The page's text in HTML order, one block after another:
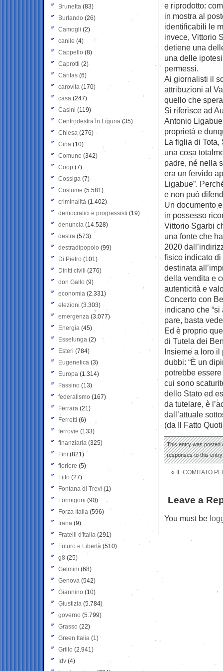
e riprodotto:
in mostra al
identificabili le
invece, Vittorio
detiene una
una delle
permessi.
Ai giornalisti il
attribuzioni al
quello che
Si riferisce ad
Antonio
proprietà e
La figlia di Tota,
una cosa
padre, né nella
era un fervido
Ligabue”.
e non può
Un documento
in possesso
Vittorio Sgarbi
una fonte che
2020
fisico indicato di
destinata
della vendita e
autenticità e
Concerto con
indicano che
pare, basta
Ed è proprio
di Tutela dei
Insieme a loro il
dubbi: “È un
potrebbe
cui sono
dello Stato ed
da tutelare, è
dall’attuale
(da Il Fatto
This entry was posted
responses to this
« IL COMITATO
Leave a
You must be
Brunetta (83)
Burlando (26)
Camogli (2)
canile (4)
Cappello (8)
Caprotti (2)
Caritas (6)
carovita (170)
casa (247)
Casini (119)
Centrodestra in Liguria (35)
Chiesa (276)
Cina (10)
Comune (342)
Coop (7)
Cossiga (7)
Costume (5.581)
criminalità (1.402)
democratici e progressisti (19)
denuncia (14.528)
destra (573)
destradipopolo (99)
Di Pietro (101)
Diritti civili (276)
don Gallo (9)
economia (2.331)
elezioni (3.303)
emergenza (3.077)
Energia (45)
Esselunga (2)
Esteri (784)
Eugenetica (3)
Europa (1.314)
Fassino (13)
federalismo (167)
Ferrara (21)
Ferretti (6)
ferrovie (133)
finanziaria (325)
Fini (821)
fioriere (5)
Fitto (27)
Fontana di Trevi (1)
Formigoni (90)
Forza Italia (596)
frana (9)
Fratelli d'Italia (291)
Futuro e Libertà (510)
g8 (25)
Gelmini (68)
Genova (542)
Giannino (10)
Giustizia (5.784)
governo (5.799)
Grasso (22)
Green Italia (1)
Grillo (2.941)
Idv (4)